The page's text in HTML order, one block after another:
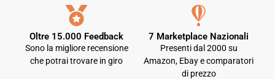
Oltre 15.000 Feedback
Sono la migliore recensione
che potrai trovare in giro
7 Marketplace Nazionali
Presenti dal 2000 su
Amazon, Ebay e comparatori
di prezzo